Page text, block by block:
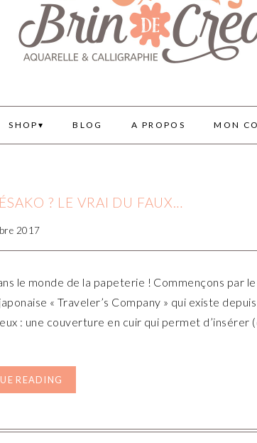
SHOP BLOG A PROPOS MON
? LE VRAI DU FAUX…
2017
le monde de la papeterie ! Commençons par le
« Traveler’s Company » qui existe depuis
: une couverture en cuir qui permet d’insérer
READING